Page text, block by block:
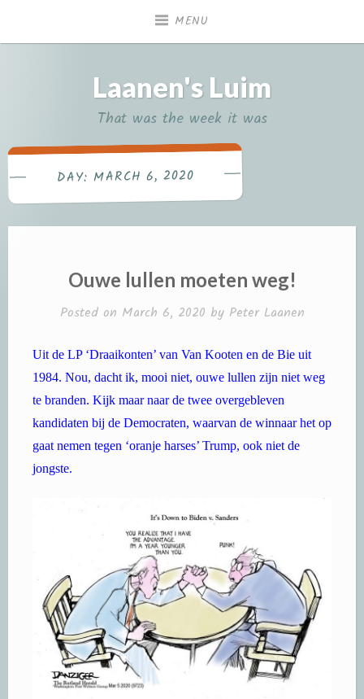
MENU
Laanen's Luim
That was the week it was
DAY: MARCH 6, 2020
Ouwe lullen moeten weg!
Posted on March 6, 2020 by Peter Laanen
Uit de LP ‘Draaikonten’ van Van Kooten en de Bie uit
1984. Nou, dacht ik, mooi niet, ouwe lullen zijn niet weg
te branden. Kijk maar naar de twee overgebleven
kandidaten bij de Democraten, waarvan de winnaar het op
gaat nemen tegen ‘oranje harses’ Trump, ook niet de
jongste.